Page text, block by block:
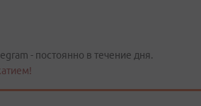
- постоянно в течение дня.